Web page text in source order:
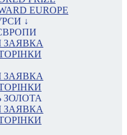
EUROPE
↓
ЗАЯВКА
ЗАЯВКА
ЗОЛОТА
ЗАЯВКА